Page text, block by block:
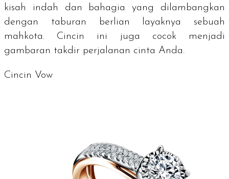
kisah indah dan bahagia yang dilambangkan
dengan taburan berlian layaknya sebuah
mahkota. Cincin ini juga cocok menjadi
gambaran takdir perjalanan cinta Anda.
Cincin Vow